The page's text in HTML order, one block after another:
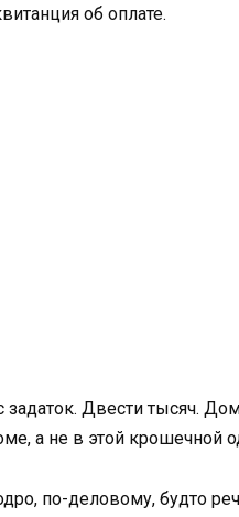
об оплате.
задаток. Двести тысяч.
а не в этой
по-деловому, будто